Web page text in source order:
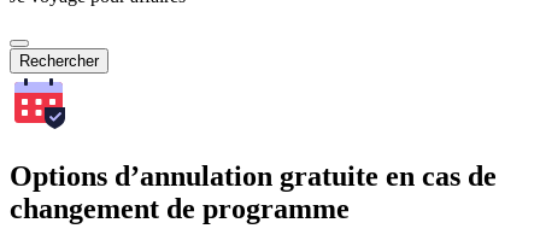
Rechercher
Options d’annulation gratuite en cas de
changement de programme